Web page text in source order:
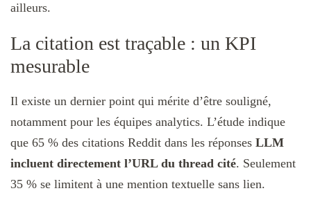
ailleurs.
La citation est traçable : un KPI
mesurable
Il existe un dernier point qui mérite d’être souligné,
notamment pour les équipes analytics. L’étude indique
que 65 % des citations Reddit dans les réponses LLM
incluent directement l’URL du thread cité. Seulement
35 % se limitent à une mention textuelle sans lien.